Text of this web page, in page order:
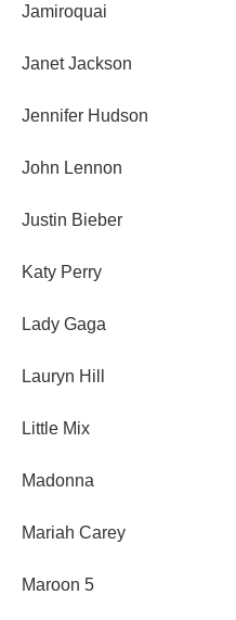
Jamiroquai
Janet Jackson
Jennifer Hudson
John Lennon
Justin Bieber
Katy Perry
Lady Gaga
Lauryn Hill
Little Mix
Madonna
Mariah Carey
Maroon 5